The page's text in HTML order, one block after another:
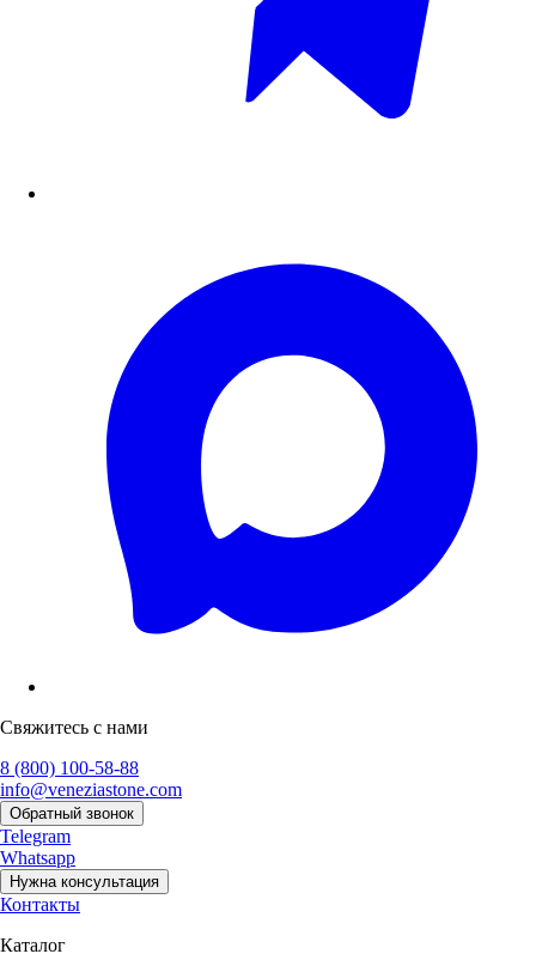
Свяжитесь с нами
8 (800) 100-58-88
info@veneziastone.com
Обратный звонок
Telegram
Whatsapp
Нужна консультация
Контакты
Каталог